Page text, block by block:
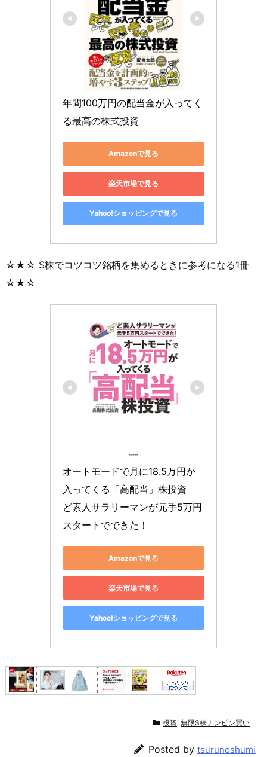
年間100万円の配当金が入ってく
る最高の株式投資
Amazonで見る
楽天市場で見る
Yahoo!ショッピングで見る
☆★☆ S株でコツコツ銘柄を集めるときに参考になる1冊
☆★☆
オートモードで月に18.5万円が
入ってくる「高配当」株投資
ど素人サラリーマンが元手5万円
スタートでできた！
Amazonで見る
楽天市場で見る
Yahoo!ショッピングで見る
投資, 無限S株ナンピン買い
Posted by tsurunoshumi